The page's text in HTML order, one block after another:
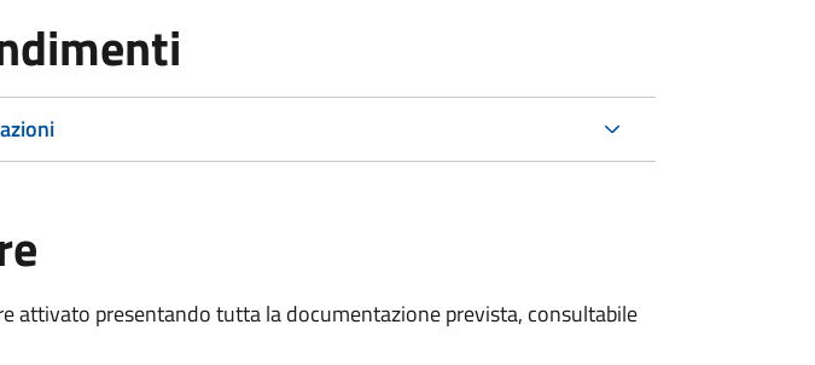
attivato presentando tutta la documentazione prevista, consultabile